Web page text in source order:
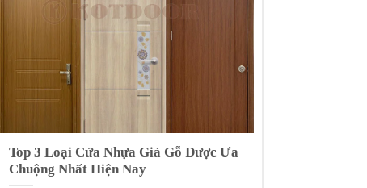
Top 3 Loại Cửa Nhựa Giả Gỗ Được Ưa
Chuộng Nhất Hiện Nay